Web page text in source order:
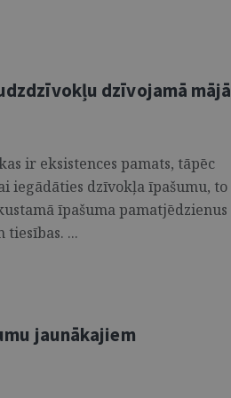
dzīvojamā mājā
ir eksistences pamats, tāpēc
iegādāties dzīvokļa īpašumu, to
īpašuma pamatjēdzienus
tiesības. ...
jaunākajiem